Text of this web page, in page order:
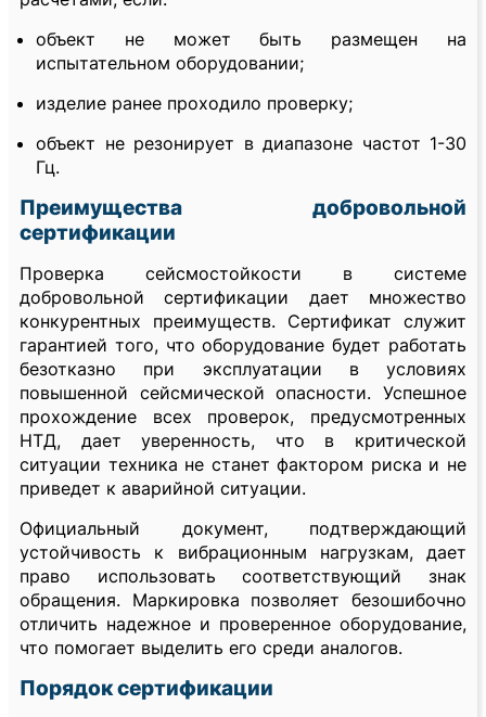
объект не может быть размещен на
испытательном оборудовании;
изделие ранее проходило проверку;
объект не резонирует в диапазоне частот 1-30
Гц.
Преимущества добровольной
сертификации
Проверка сейсмостойкости в системе
добровольной сертификации дает множество
конкурентных преимуществ. Сертификат служит
гарантией того, что оборудование будет работать
безотказно при эксплуатации в условиях
повышенной сейсмической опасности. Успешное
прохождение всех проверок, предусмотренных
НТД, дает уверенность, что в критической
ситуации техника не станет фактором риска и не
приведет к аварийной ситуации.
Официальный документ, подтверждающий
устойчивость к вибрационным нагрузкам, дает
право использовать соответствующий знак
обращения. Маркировка позволяет безошибочно
отличить надежное и проверенное оборудование,
что помогает выделить его среди аналогов.
Порядок сертификации